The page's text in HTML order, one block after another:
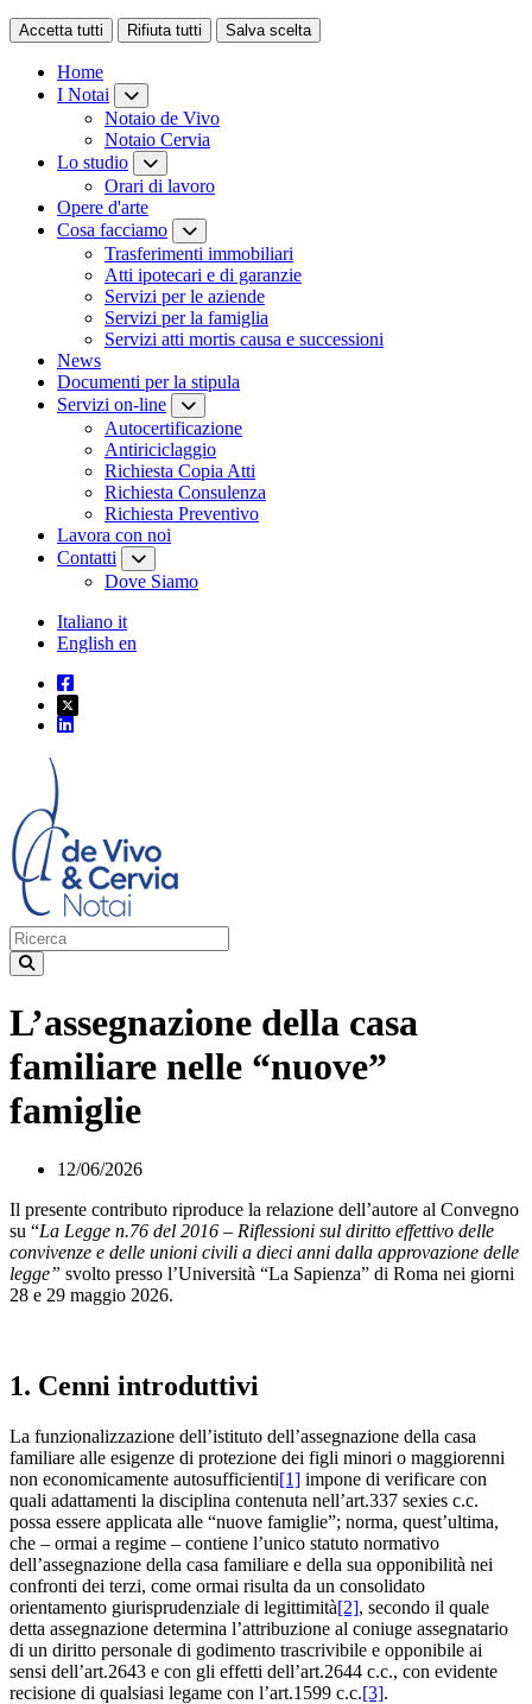
Accetta tutti Rifiuta tutti Salva scelta
Home
I Notai
Notaio de Vivo
Notaio Cervia
Lo studio
Orari di lavoro
Opere d'arte
Cosa facciamo
Trasferimenti immobiliari
Atti ipotecari e di garanzie
Servizi per le aziende
Servizi per la famiglia
Servizi atti mortis causa e successioni
News
Documenti per la stipula
Servizi on-line
Autocertificazione
Antiriciclaggio
Richiesta Copia Atti
Richiesta Consulenza
Richiesta Preventivo
Lavora con noi
Contatti
Dove Siamo
Italiano it
English en
L’assegnazione della casa
familiare nelle “nuove”
famiglie
12/06/2026
Il presente contributo riproduce la relazione dell’autore al Convegno
su “La Legge n.76 del 2016 – Riflessioni sul diritto effettivo delle
convivenze e delle unioni civili a dieci anni dalla approvazione delle
legge” svolto presso l’Università “La Sapienza” di Roma nei giorni
28 e 29 maggio 2026.
1. Cenni introduttivi
La funzionalizzazione dell’istituto dell’assegnazione della casa
familiare alle esigenze di protezione dei figli minori o maggiorenni
non economicamente autosufficienti[1] impone di verificare con
quali adattamenti la disciplina contenuta nell’art.337 sexies c.c.
possa essere applicata alle “nuove famiglie”; norma, quest’ultima,
che – ormai a regime – contiene l’unico statuto normativo
dell’assegnazione della casa familiare e della sua opponibilità nei
confronti dei terzi, come ormai risulta da un consolidato
orientamento giurisprudenziale di legittimità[2], secondo il quale
detta assegnazione determina l’attribuzione al coniuge assegnatario
di un diritto personale di godimento trascrivibile e opponibile ai
sensi dell’art.2643 e con gli effetti dell’art.2644 c.c., con evidente
recisione di qualsiasi legame con l’art.1599 c.c.[3].